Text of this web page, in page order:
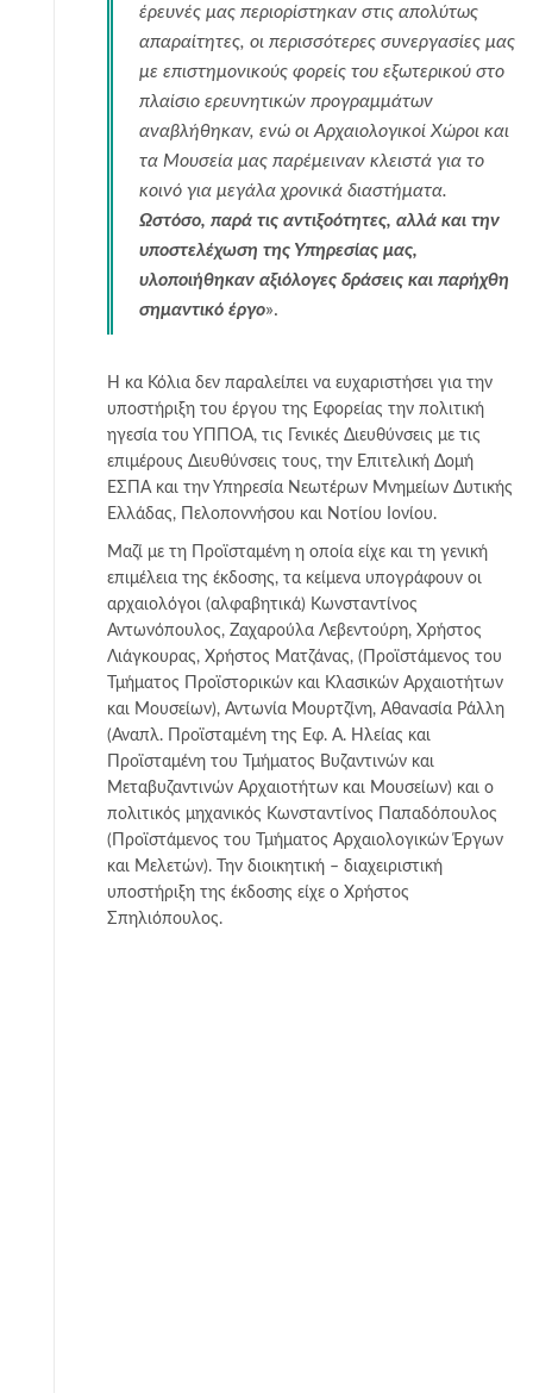
έρευνές μας περιορίστηκαν στις απολύτως
απαραίτητες, οι περισσότερες συνεργασίες μας
με επιστημονικούς φορείς του εξωτερικού στο
πλαίσιο ερευνητικών προγραμμάτων
αναβλήθηκαν, ενώ οι Αρχαιολογικοί Χώροι και
τα Μουσεία μας παρέμειναν κλειστά για το
κοινό για μεγάλα χρονικά διαστήματα.
Ωστόσο, παρά τις αντιξοότητες, αλλά και την
υποστελέχωση της Υπηρεσίας μας,
υλοποιήθηκαν αξιόλογες δράσεις και παρήχθη
σημαντικό έργο».
Η κα Κόλια δεν παραλείπει να ευχαριστήσει για την
υποστήριξη του έργου της Εφορείας την πολιτική
ηγεσία του ΥΠΠΟΑ, τις Γενικές Διευθύνσεις με τις
επιμέρους Διευθύνσεις τους, την Επιτελική Δομή
ΕΣΠΑ και την Υπηρεσία Νεωτέρων Μνημείων Δυτικής
Ελλάδας, Πελοποννήσου και Νοτίου Ιονίου.
Μαζί με τη Προϊσταμένη η οποία είχε και τη γενική
επιμέλεια της έκδοσης, τα κείμενα υπογράφουν οι
αρχαιολόγοι (αλφαβητικά) Κωνσταντίνος
Αντωνόπουλος, Ζαχαρούλα Λεβεντούρη, Χρήστος
Λιάγκουρας, Χρήστος Ματζάνας, (Προϊστάμενος του
Τμήματος Προϊστορικών και Κλασικών Αρχαιοτήτων
και Μουσείων), Αντωνία Μουρτζίνη, Αθανασία Ράλλη
(Αναπλ. Προϊσταμένη της Εφ. Α. Ηλείας και
Προϊσταμένη του Τμήματος Βυζαντινών και
Μεταβυζαντινών Αρχαιοτήτων και Μουσείων) και ο
πολιτικός μηχανικός Κωνσταντίνος Παπαδόπουλος
(Προϊστάμενος του Τμήματος Αρχαιολογικών Έργων
και Μελετών). Την διοικητική – διαχειριστική
υποστήριξη της έκδοσης είχε ο Χρήστος
Σπηλιόπουλος.